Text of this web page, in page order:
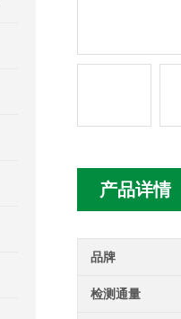
产品详情
品牌
检测通量